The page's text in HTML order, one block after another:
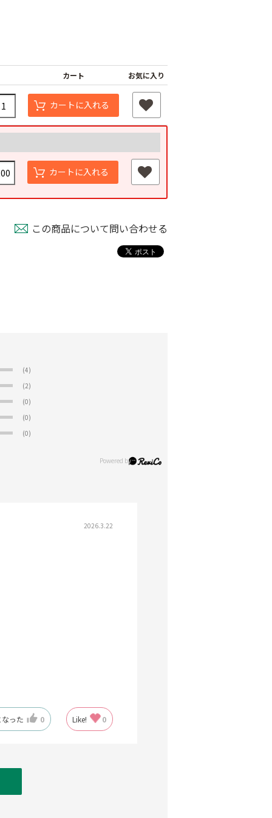
ピン
バインダー紐 ジュ
ート
￥1,980
カート お気に入り
カートに入れる
カートに入れる
この商品について問い合わせる
(4)
(2)
(0)
(0)
(0)
2026.3.22
った 0 Like! 0